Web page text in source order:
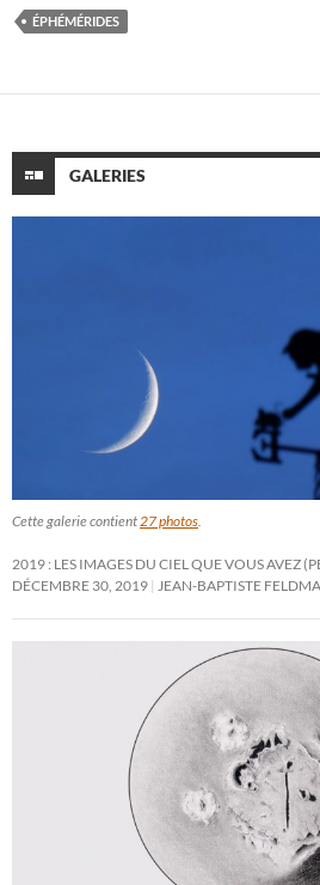
ÉPHÉMÉRIDES
GALERIES
Cette galerie contient 27 photos
2019 : LES IMAGES DU CIEL QUE VOUS AVEZ
DÉCEMBRE 30, 2019
JEAN-BAPTISTE